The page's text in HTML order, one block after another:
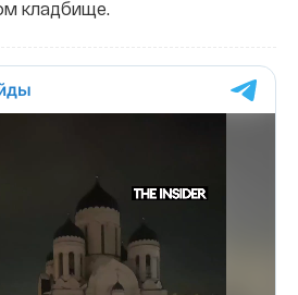
кладбище.